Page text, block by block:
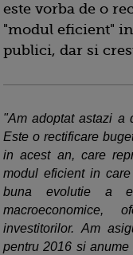
este vorba de o
"modul eficient"
publici, dar si
"Am adoptat astazi a
Este o rectificare
in acest an, care
modul eficient in
buna evolutie a
macroeconomice,
investitorilor. Am
pentru 2016 si